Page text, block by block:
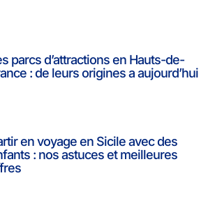
parcs d’attractions en Hauts-de-
: de leurs origines a aujourd’hui
en voyage en Sicile avec des
: nos astuces et meilleures